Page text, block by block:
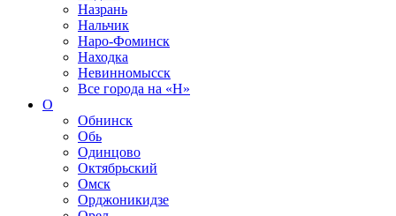
Назрань
Нальчик
Наро-Фоминск
Находка
Невинномысск
Все города на «Н»
О
Обнинск
Обь
Одинцово
Октябрьский
Омск
Орджоникидзе